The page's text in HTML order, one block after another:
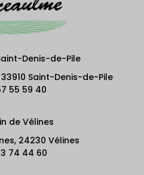
de Vélines
24230 Vélines
74 44 60
Denis-de-Pile
Saint-Denis-de-Pile
55 59 40